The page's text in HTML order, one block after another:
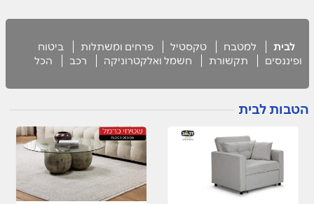
לבית למטבח טקסטיל פרחים ומשתלות
ביטוח
ופיננסים
תקשורת חשמל ואלקטרוניקה רכב הכל
הטבות לבית